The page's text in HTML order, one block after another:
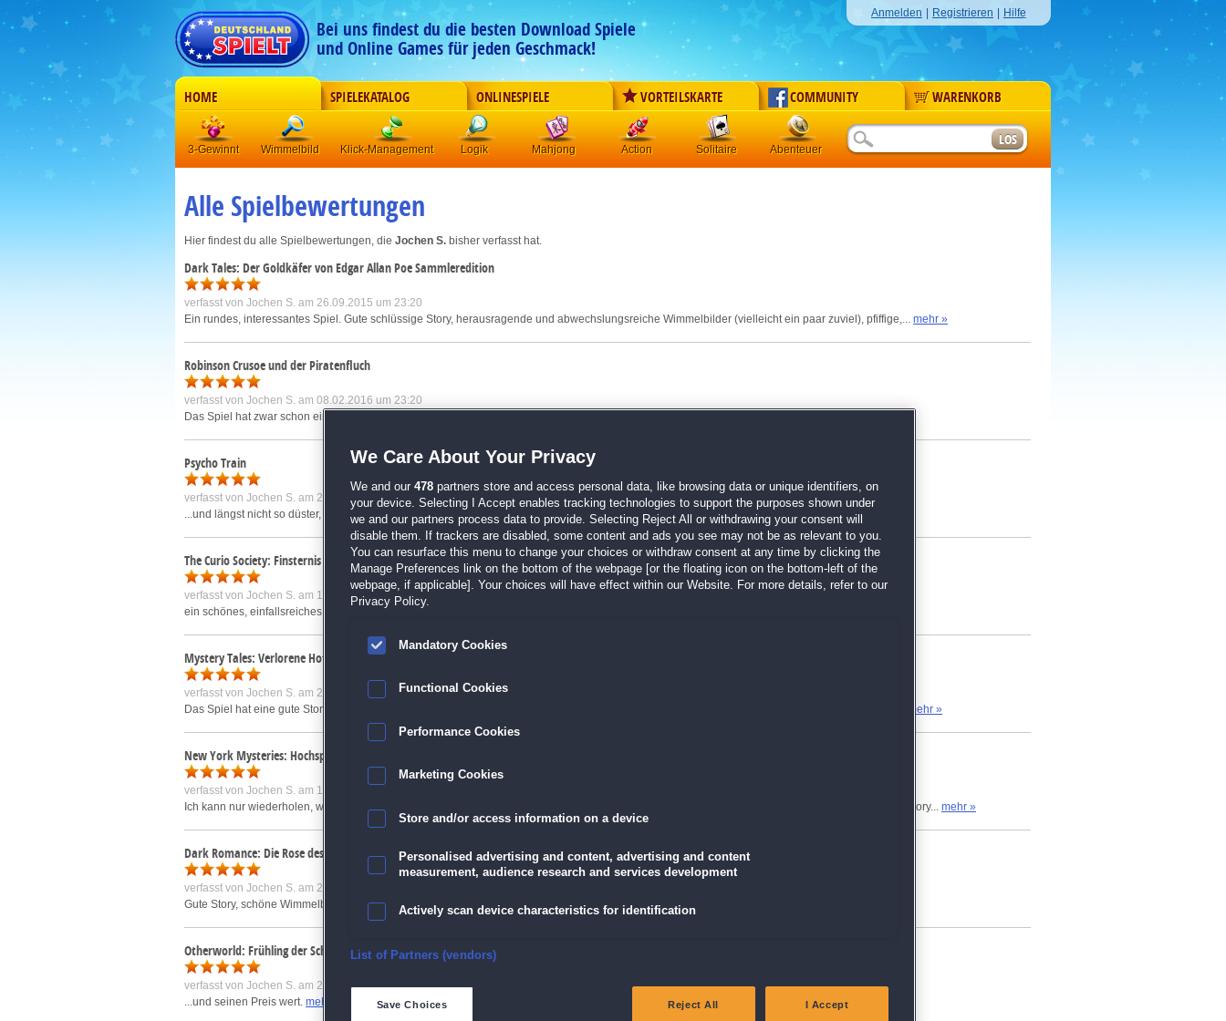
Bei uns findest du die besten Download Spiele
und Online Games für jeden Geschmack!
Anmelden Registrieren Hilfe
HOME SPIELEKATALOG ONLINESPIELE VORTEILSKARTE COMMUNITY WARENKORB
3-Gewinnt Wimmelbild Klick-Management Logik Mahjong Action Solitaire Abenteuer
Alle Spielbewertungen
Hier findest du alle Spielbewertungen, die Jochen S. bisher verfasst hat.
Dark Tales: Der Goldkäfer von Edgar Allan Poe Sammleredition
verfasst von Jochen S. am 26.09.2015 um 23:20
Ein rundes, interessantes Spiel. Gute schlüssige Story, herausragende und abwechslungsreiche Wimmelbilder (vielleicht ein paar zuviel), pfiffige,... mehr »
Robinson Crusoe und der Piratenfluch
verfasst von Jochen S. am 08.02.2016 um 23:20
Das Spiel hat zwar schon einige Jahre auf dem Buckel, aber es kann sich gegen neue Spiele gut behaupten. Der Verzicht auf aufwendige...
Psycho Train
verfasst von Jochen S. am 25.02.2015 um 11:31
...und längst nicht so düster, wie der Titel suggeriert - wenn man die Musik auf Null stellt. Gut geeignet für Anfänger. Die Geschichte...mehr »
The Curio Society: Finsternis über Messina Sammleredition
verfasst von Jochen S. am 13.08.2016 um 23:15
ein schönes, einfallsreiches und interessantes Spiel.
Mystery Tales: Verlorene Hoffnung Sammleredition
verfasst von Jochen S. am 20.01.2015 um 22:47
Das Spiel hat eine gute Story, eine überdurchschnittliche Länge. Die Übersichtskarte war für mich neu und interessant angelegt. Die zahlreichen...
mehr »
New York Mysteries: Hochspannung Sammleredition
verfasst von Jochen S. am 14.11.2015 um 23:24
Ich kann nur wiederholen, was ich schon zum Vorgänger 'Geheimnisse der Mafia' geschrieben habe: "Ein gut gemachtes, interessantes Spiel. Die Story... mehr »
Dark Romance: Die Rose des Lebens
verfasst von Jochen S. am 28.07.2016 um 23:11
Gute Story, schöne Wimmelbilder, gut übersetzt mehr »
Otherworld: Frühling der Schatten Sammleredition
verfasst von Jochen S. am 28.07.2016 um 23:16
...und seinen Preis wert. mehr »
We Care About Your Privacy
We and our 478 partners store and access personal data, like browsing data or unique identifiers, on
your device. Selecting I Accept enables tracking technologies to support the purposes shown under
we and our partners process data to provide. Selecting Reject All or withdrawing your consent will
disable them. If trackers are disabled, some content and ads you see may not be as relevant to you.
You can resurface this menu to change your choices or withdraw consent at any time by clicking the
Manage Preferences link on the bottom of the webpage [or the floating icon on the bottom-left of the
webpage, if applicable]. Your choices will have effect within our Website. For more details, refer to our
Privacy Policy.
Mandatory Cookies
Functional Cookies
Performance Cookies
Marketing Cookies
Store and/or access information on a device
Personalised advertising and content, advertising and content
measurement, audience research and services development
Actively scan device characteristics for identification
Ensure security, prevent and detect fraud, and fix errors
List of Partners (vendors)
Save Choices Reject All I Accept